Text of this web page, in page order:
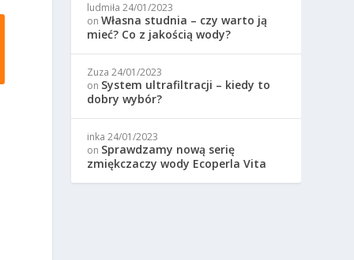
ludmiła 24/01/2023
onWłasna studnia – czy warto ją
mieć? Co z jakością wody?
Zuza 24/01/2023
on System ultrafiltracji – kiedy to
dobry wybór?
inka 24/01/2023
on Sprawdzamy nową serię
zmiękczaczy wody Ecoperla Vita